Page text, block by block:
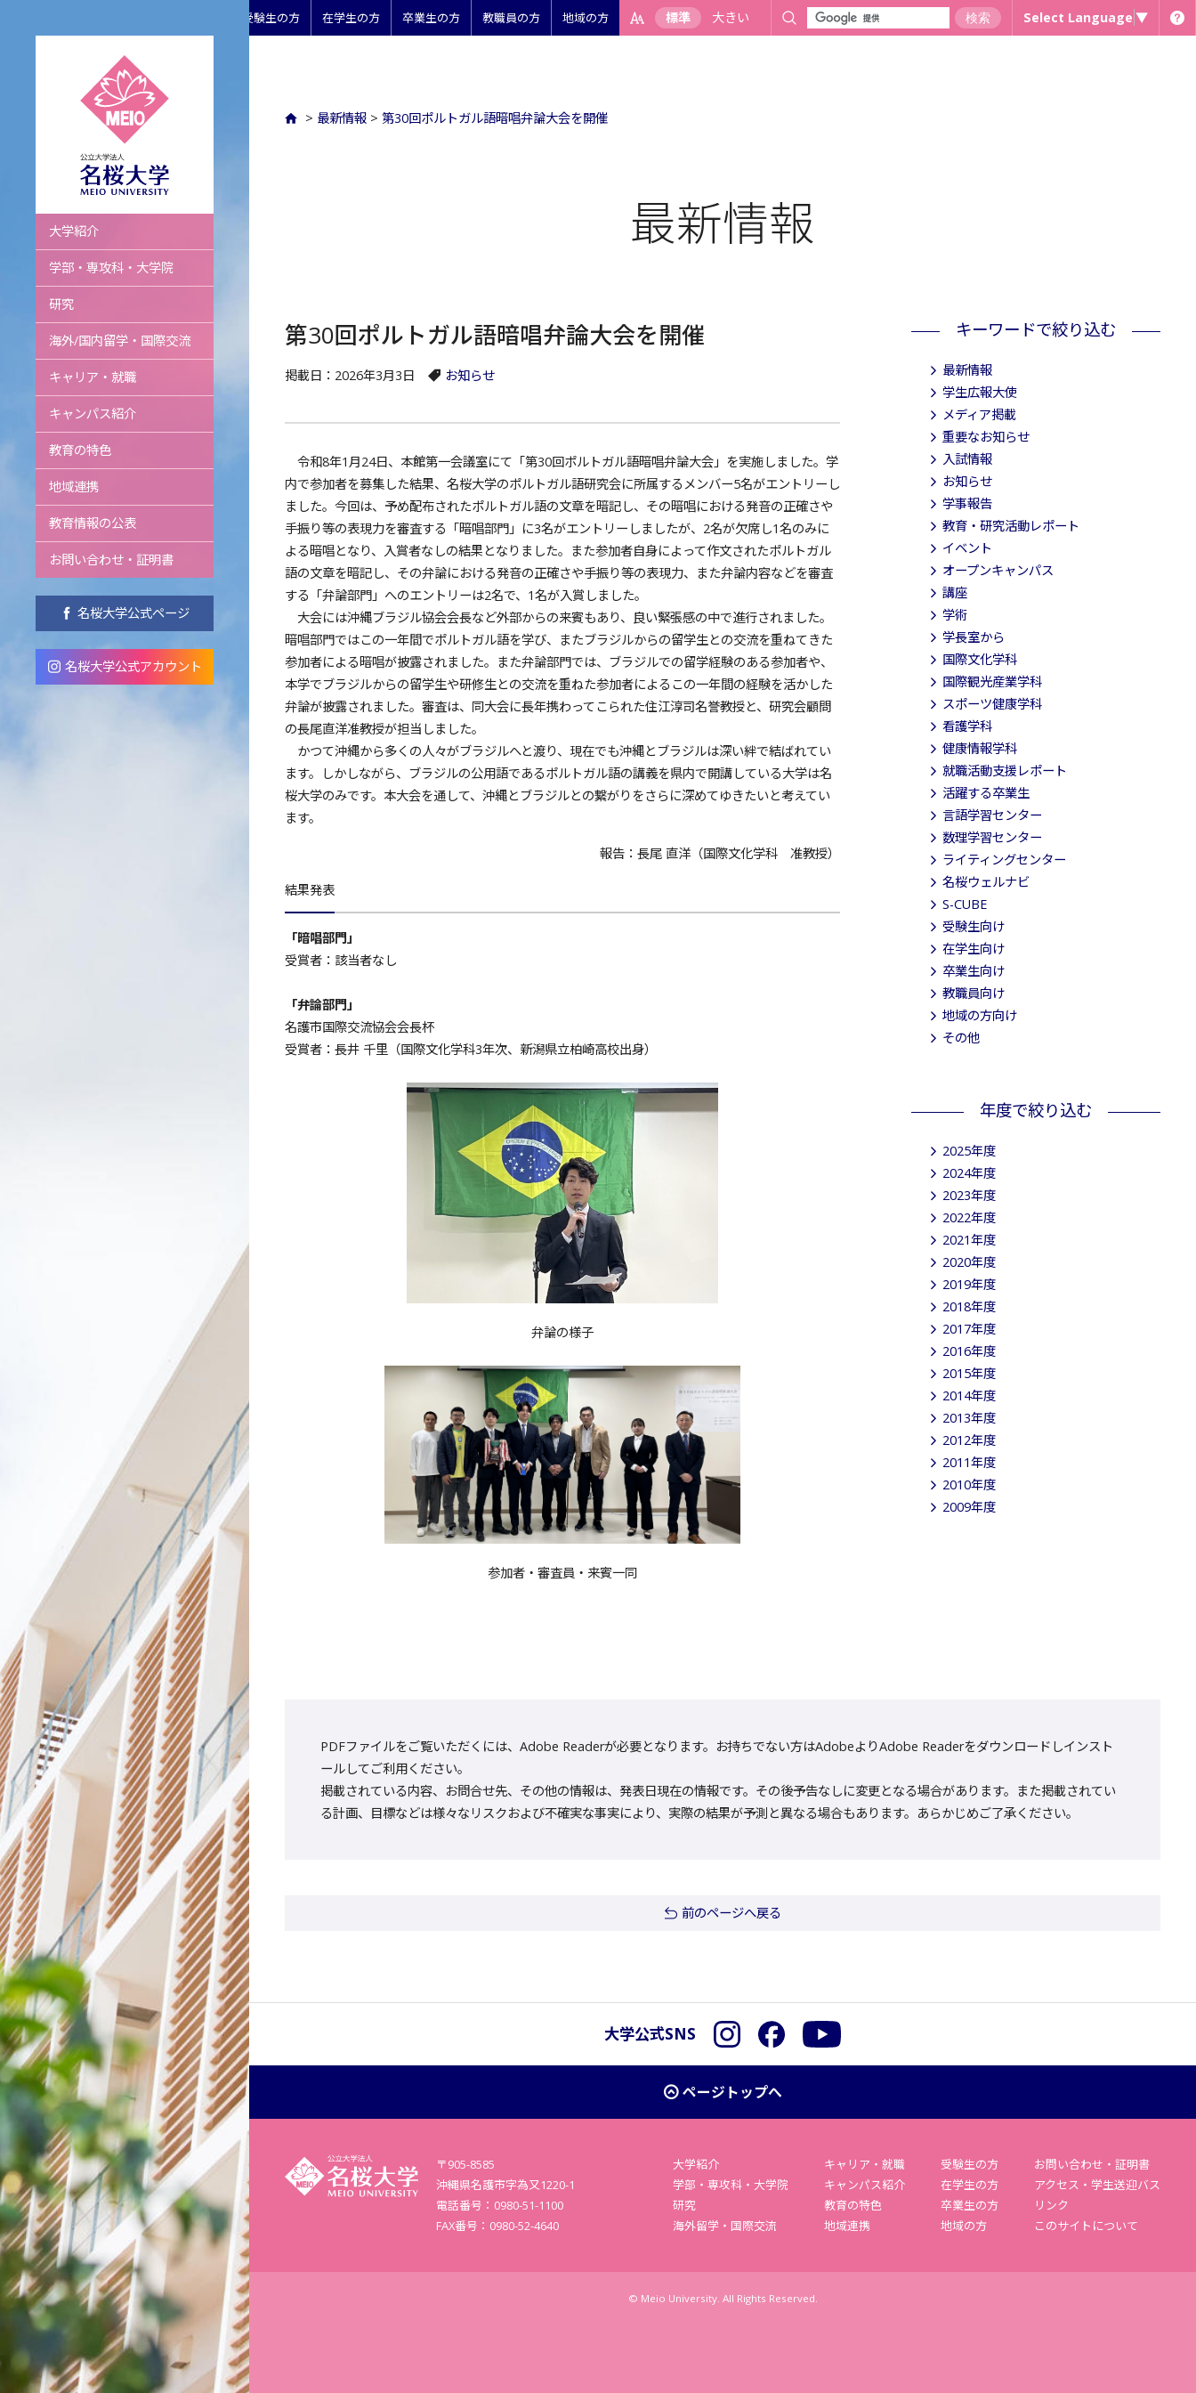
受験生の方 在学生の方 卒業生の方 教職員の方 地域の方 標準 大きい Select Language ▼
名桜大学
大学紹介
学部・専攻科・大学院
研究
海外/国内留学・国際交流
キャリア・就職
キャンパス紹介
教育の特色
地域連携
教育情報の公表
お問い合わせ・証明書
名桜大学公式ページ
名桜大学公式アカウント
> 最新情報 > 第30回ポルトガル語暗唱弁論大会を開催
最新情報
第30回ポルトガル語暗唱弁論大会を開催
掲載日：2026年3月3日 お知らせ
令和8年1月24日、本館第一会議室にて「第30回ポルトガル語暗唱弁論大会」を実施しました。学
内で参加者を募集した結果、名桜大学のポルトガル語研究会に所属するメンバー5名がエントリーし
ました。今回は、予め配布されたポルトガル語の文章を暗記し、その暗唱における発音の正確さや
手振り等の表現力を審査する「暗唱部門」に3名がエントリーしましたが、2名が欠席し1名のみに
よる暗唱となり、入賞者なしの結果となりました。また参加者自身によって作文されたポルトガル
語の文章を暗記し、その弁論における発音の正確さや手振り等の表現力、また弁論内容などを審査
する「弁論部門」へのエントリーは2名で、1名が入賞しました。
大会には沖縄ブラジル協会会長など外部からの来賓もあり、良い緊張感の中で進行されました。
暗唱部門ではこの一年間でポルトガル語を学び、またブラジルからの留学生との交流を重ねてきた
参加者による暗唱が披露されました。また弁論部門では、ブラジルでの留学経験のある参加者や、
本学でブラジルからの留学生や研修生との交流を重ねた参加者によるこの一年間の経験を活かした
弁論が披露されました。審査は、同大会に長年携わってこられた住江淳司名誉教授と、研究会顧問
の長尾直洋准教授が担当しました。
かつて沖縄から多くの人々がブラジルへと渡り、現在でも沖縄とブラジルは深い絆で結ばれてい
ます。しかしながら、ブラジルの公用語であるポルトガル語の講義を県内で開講している大学は名
桜大学のみです。本大会を通して、沖縄とブラジルとの繋がりをさらに深めてゆきたいと考えてい
ます。
報告：長尾 直洋（国際文化学科 准教授）
結果発表
「暗唱部門」
受賞者：該当者なし
「弁論部門」
名護市国際交流協会会長杯
受賞者：長井 千里（国際文化学科3年次、新潟県立柏崎高校出身）
弁論の様子
参加者・審査員・来賓一同
キーワードで絞り込む
最新情報
学生広報大使
メディア掲載
重要なお知らせ
入試情報
お知らせ
学事報告
教育・研究活動レポート
イベント
オープンキャンパス
講座
学術
学長室から
国際文化学科
国際観光産業学科
スポーツ健康学科
看護学科
健康情報学科
就職活動支援レポート
活躍する卒業生
言語学習センター
数理学習センター
ライティングセンター
名桜ウェルナビ
S-CUBE
受験生向け
在学生向け
卒業生向け
教職員向け
地域の方向け
その他
年度で絞り込む
2025年度
2024年度
2023年度
2022年度
2021年度
2020年度
2019年度
2018年度
2017年度
2016年度
2015年度
2014年度
2013年度
2012年度
2011年度
2010年度
2009年度
PDFファイルをご覧いただくには、Adobe Readerが必要となります。お持ちでない方はAdobeよりAdobe Readerをダウンロードしインスト
ールしてご利用ください。
掲載されている内容、お問合せ先、その他の情報は、発表日現在の情報です。その後予告なしに変更となる場合があります。また掲載されてい
る計画、目標などは様々なリスクおよび不確実な事実により、実際の結果が予測と異なる場合もあります。あらかじめご了承ください。
前のページへ戻る
大学公式SNS InstagramFacebook
ページトップへ
〒905-8585
沖縄県名護市字為又1220-1
電話番号：0980-51-1100
FAX番号：0980-52-4640
大学紹介
学部・専攻科・大学院
研究
海外留学・国際交流
キャリア・就職
キャンパス紹介
教育の特色
地域連携
受験生の方
在学生の方
卒業生の方
地域の方
お問い合わせ・証明書
アクセス・学生送迎バス
リンク
このサイトについて
© Meio University. All Rights Reserved.